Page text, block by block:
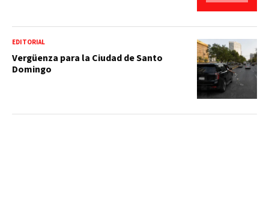
EDITORIAL
Vergüenza para la Ciudad de Santo
Domingo